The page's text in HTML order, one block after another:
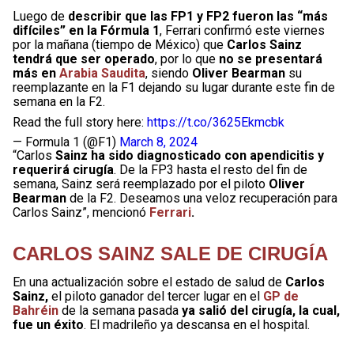
Luego de describir que las FP1 y FP2 fueron las “más
difíciles” en la Fórmula 1, Ferrari confirmó este viernes
por la mañana (tiempo de México) que Carlos Sainz
tendrá que ser operado, por lo que no se presentará
más en Arabia Saudita, siendo Oliver Bearman su
reemplazante en la F1 dejando su lugar durante este fin de
semana en la F2.
Read the full story here: https://t.co/3625Ekmcbk
— Formula 1 (@F1) March 8, 2024
“Carlos Sainz ha sido diagnosticado con apendicitis y
requerirá cirugía. De la FP3 hasta el resto del fin de
semana, Sainz será reemplazado por el piloto Oliver
Bearman de la F2. Deseamos una veloz recuperación para
Carlos Sainz”, mencionó Ferrari.
CARLOS SAINZ SALE DE CIRUGÍA
En una actualización sobre el estado de salud de Carlos
Sainz, el piloto ganador del tercer lugar en el GP de
Bahréin de la semana pasada ya salió del cirugía, la cual,
fue un éxito. El madrileño ya descansa en el hospital.